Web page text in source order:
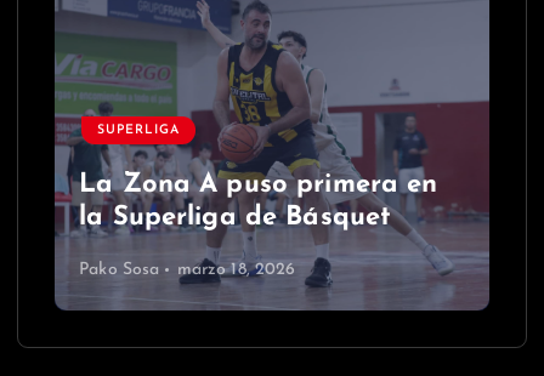
SUPERLIGA
La Zona A puso primera en
la Superliga de Básquet
Pako Sosa marzo 18, 2026